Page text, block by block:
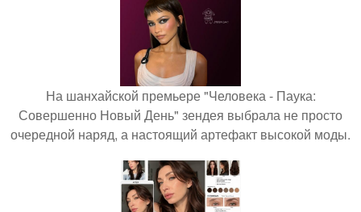
На шанхайской премьере "Человека - Паука:
Совершенно Новый День" зендея выбрала не просто
очередной наряд, а настоящий артефакт высокой моды.